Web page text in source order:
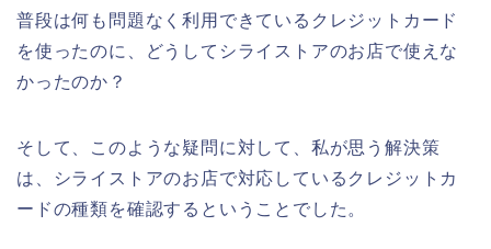
普段は何も問題なく利用できているクレジットカード
を使ったのに、どうしてシライストアのお店で使えな
かったのか？
そして、このような疑問に対して、私が思う解決策
は、シライストアのお店で対応しているクレジットカ
ードの種類を確認するということでした。